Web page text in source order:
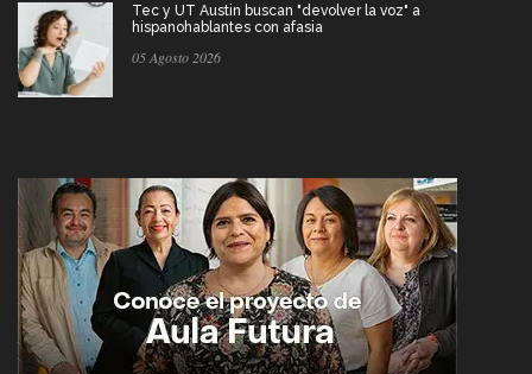
Tec y UT Austin buscan "devolver la voz" a
hispanohablantes con afasia
05 Agosto 2026